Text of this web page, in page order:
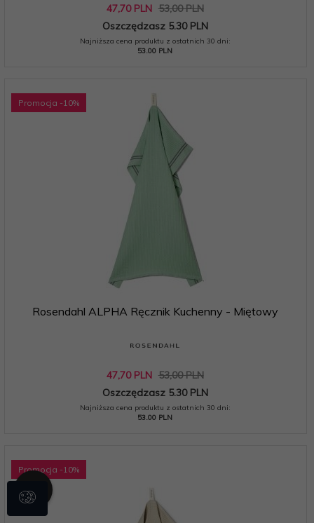
47,70 PLN 53,00 PLN
Oszczędzasz 5.30 PLN
Najniższa cena produktu z ostatnich 30 dni:
53.00 PLN
Promocja -10%
Rosendahl ALPHA Ręcznik Kuchenny - Miętowy
47,70 PLN 53,00 PLN
Oszczędzasz 5.30 PLN
Najniższa cena produktu z ostatnich 30 dni:
53.00 PLN
Promocja -10%